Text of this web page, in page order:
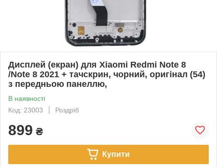
Дисплей (екран) для Xiaomi Redmi Note 8
/Note 8 2021 + тачскрин, чорний, оригінал (54)
з передньою панеллю,
В наявності
Код: 23003
Роздріб
899 ₴
Купити